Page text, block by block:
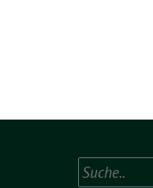
Suchen